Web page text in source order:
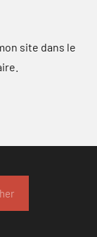
site dans le